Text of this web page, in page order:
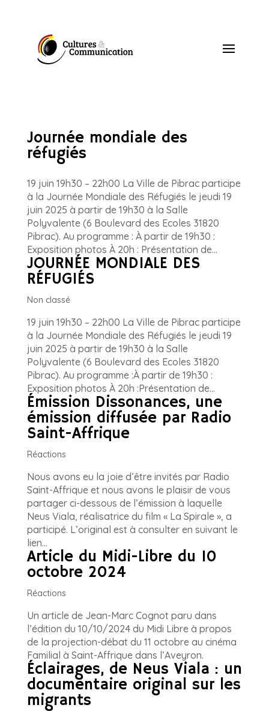
Journée mondiale des
réfugiés
19 juin 19h30 – 22h00 La Ville de Pibrac participe
à la Journée Mondiale des Réfugiés le jeudi 19
juin 2025 à partir de 19h30 à la Salle
Polyvalente (6 Boulevard des Ecoles 31820
Pibrac). Au programme : À partir de 19h30 :
Exposition photos À 20h : Présentation de...
JOURNÉE MONDIALE DES
RÉFUGIÉS
Non classé
19 juin 19h30 – 22h00 La Ville de Pibrac participe
à la Journée Mondiale des Réfugiés le jeudi 19
juin 2025 à partir de 19h30 à la Salle
Polyvalente (6 Boulevard des Ecoles 31820
Pibrac). Au programme :À partir de 19h30 :
Exposition photos À 20h :Présentation de...
Émission Dissonances, une
émission diffusée par Radio
Saint-Affrique
Réactions
Nous avons eu la joie d’être invités par Radio
Saint-Affrique et nous avons le plaisir de vous
partager ci-dessous de l’émission à laquelle
Neus Viala, réalisatrice du film « La Spirale », a
participé. L’original est à consulter en suivant le
lien...
Article du Midi-Libre du 10
octobre 2024
Réactions
Un article de Jean-Marc Cognot paru dans
l’édition du 10/10/2024 du Midi Libre à propos
de la projection-débat du 11 octobre au cinéma
Familial à Saint-Affrique dans l’Aveyron.
Éclairages, de Neus Viala : un
documentaire original sur les
migrants